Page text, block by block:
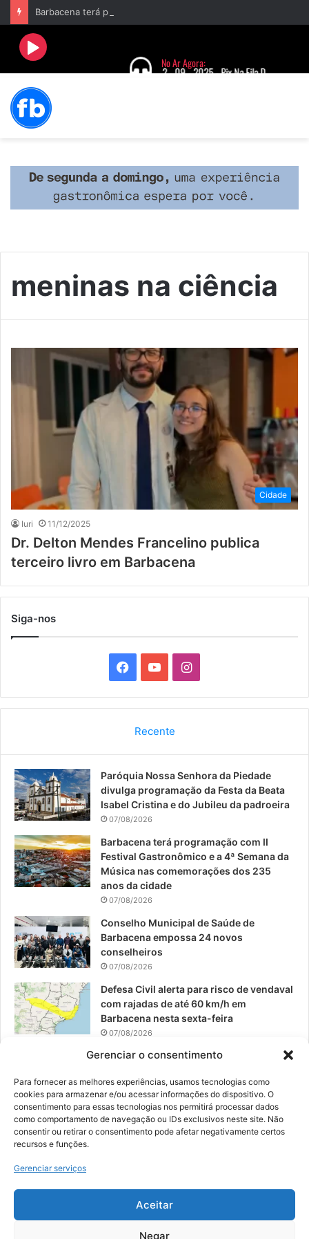
Gerenciar o consentimento
Para fornecer as melhores experiências, usamos tecnologias como
cookies para armazenar e/ou acessar informações do dispositivo. O
consentimento para essas tecnologias nos permitirá processar dados
como comportamento de navegação ou IDs exclusivos neste site. Não
consentir ou retirar o consentimento pode afetar negativamente certos
recursos e funções.
Gerenciar serviços
Aceitar
Negar
meninas na ciência
Cidade
Iuri 11/12/2025
Dr. Delton Mendes Francelino publica
terceiro livro em Barbacena
Siga-nos
a
b
o
k
o
u
b
I
n
a
g
a
Recente
Paróquia Nossa Senhora da Piedade
divulga programação da Festa da Beata
Isabel Cristina e do Jubileu da padroeira
07/08/2026
Barbacena terá programação com II
Festival Gastronômico e a 4ª Semana da
Música nas comemorações dos 235
anos da cidade
07/08/2026
Conselho Municipal de Saúde de
Barbacena empossa 24 novos
conselheiros
07/08/2026
Defesa Civil alerta para risco de vendaval
com rajadas de até 60 km/h em
Barbacena nesta sexta-feira
07/08/2026
EPCAR tem a melhor nota do IDEB no
06/08/2026
© 2026, Todos os direitos reservados | Desenvolvido por:
Digital Business| Hospedado por:NP Publicidade
Fale Conosco
Sobre Nós
Política de Segurança e Privacidade